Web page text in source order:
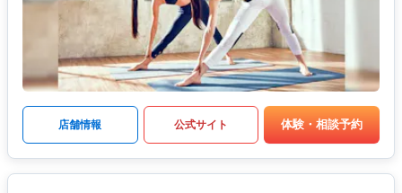
店舗情報 公式サイト 体験・相談予約